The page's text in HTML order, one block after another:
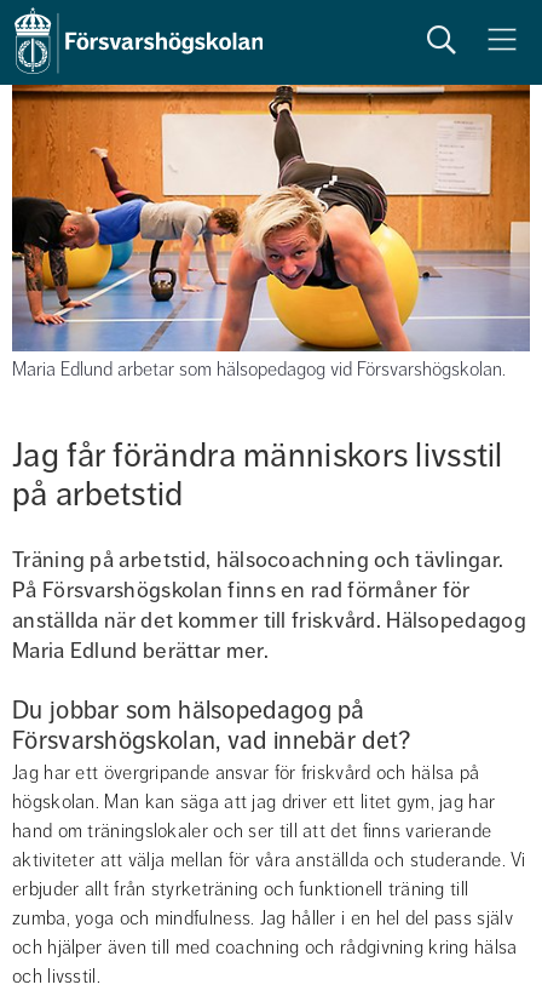
Sök Meny
Maria Edlund arbetar som hälsopedagog vid Försvarshögskolan.
Jag får förändra människors livsstil
på arbetstid
Träning på arbetstid, hälsocoachning och tävlingar.
På Försvarshögskolan finns en rad förmåner för
anställda när det kommer till friskvård. Hälsopedagog
Maria Edlund berättar mer.
Du jobbar som hälsopedagog på
Försvarshögskolan, vad innebär det?
Jag har ett övergripande ansvar för friskvård och hälsa på
högskolan. Man kan säga att jag driver ett litet gym, jag har
hand om träningslokaler och ser till att det finns varierande
aktiviteter att välja mellan för våra anställda och studerande. Vi
erbjuder allt från styrketräning och funktionell träning till
zumba, yoga och mindfulness. Jag håller i en hel del pass själv
och hjälper även till med coachning och rådgivning kring hälsa
och livsstil.